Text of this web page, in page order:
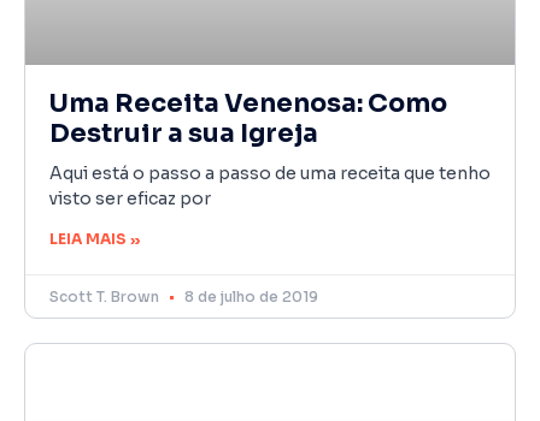
Uma Receita Venenosa: Como
Destruir a sua Igreja
Aqui está o passo a passo de uma receita que tenho
visto ser eficaz por
LEIA MAIS »
Scott T. Brown 8 de julho de 2019